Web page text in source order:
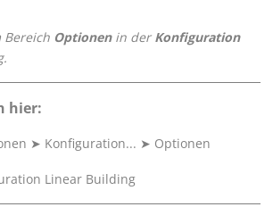
Optionenin der Konfiguration
.
hier:
➤ Konfiguration... ➤ Optionen